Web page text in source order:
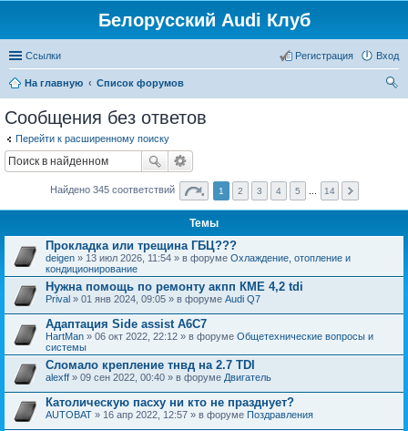
Белорусский Audi Клуб
Ссылки Вход
Регистрация
На главную
Список форумов
Сообщения без ответов
Перейти к расширенному поиску
Найдено 345 соответствий 1 2 3 4 5 14
Темы
Прокладка или трещина ГБЦ???
deigen » 13 июл 2026, 11:54 » в форуме Охлаждение, отопление и
кондиционирование
Нужна помощь по ремонту акпп КМЕ 4,2 tdi
Prival » 01 янв 2024, 09:05 » в форуме Audi Q7
Адаптация Side assist A6C7
HartMan » 06 окт 2022, 22:12 » в форуме Общетехнические вопросы и
системы
Сломало крепление тнвд на 2.7 TDI
alexff » 09 сен 2022, 00:40 » в форуме Двигатель
Католическую пасху ни кто не празднует?
AUTOBAT » 16 апр 2022, 12:57 » в форуме Поздравления